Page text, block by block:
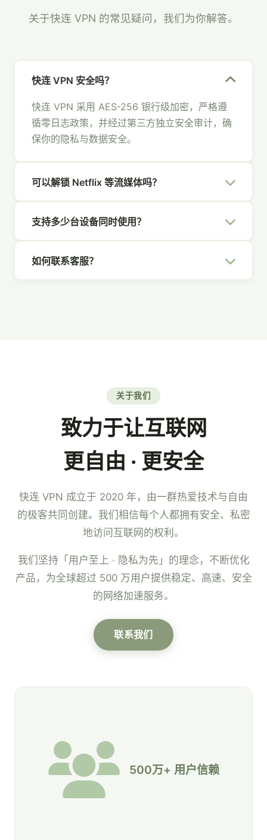
关于快连 VPN 的常见疑问，我们为你解答。
快连 VPN 安全吗？
快连 VPN 采用 AES-256 银行级加密，严格遵
循零日志政策，并经过第三方独立安全审计，确
保你的隐私与数据安全。
可以解锁 Netflix 等流媒体吗？
支持 Netflix、Hulu、Disney+、YouTube 等主
流平台，畅享全球内容。
支持多少台设备同时使用？
盖你的所有设备，全家共享安全网络。
如何联系客服？
关于我们
致力于让互联网
更自由 · 更安全
快连 VPN 成立于 2020 年，由一群热爱技术与自由
的极客共同创建。我们相信每个人都拥有安全、私密
地访问互联网的权利。
我们坚持「用户至上 · 隐私为先」的理念，不断优化
产品，为全球超过 500 万用户提供稳定、高速、安全
的网络加速服务。
联系我们
500万+ 用户信赖